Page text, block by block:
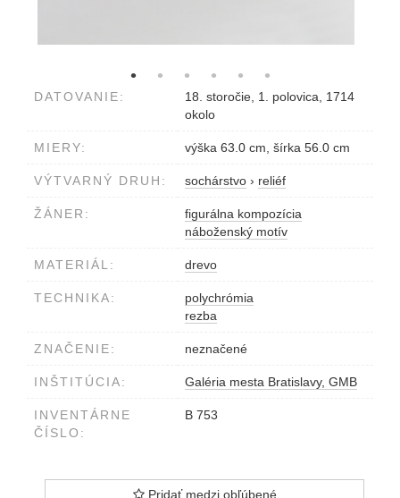
DATOVANIE:
18. storočie, 1. polovica, 1714
okolo
MIERY: výška 63.0 cm, šírka 56.0 cm
VÝTVARNÝ DRUH: sochárstvo › reliéf
ŽÁNER:
figurálna kompozícia
náboženský motív
MATERIÁL: drevo
TECHNIKA:
polychrómia
rezba
ZNAČENIE: neznačené
INŠTITÚCIA: Galéria mesta Bratislavy, GMB
INVENTÁRNE
ČÍSLO:
B 753
Pridať medzi obľúbené